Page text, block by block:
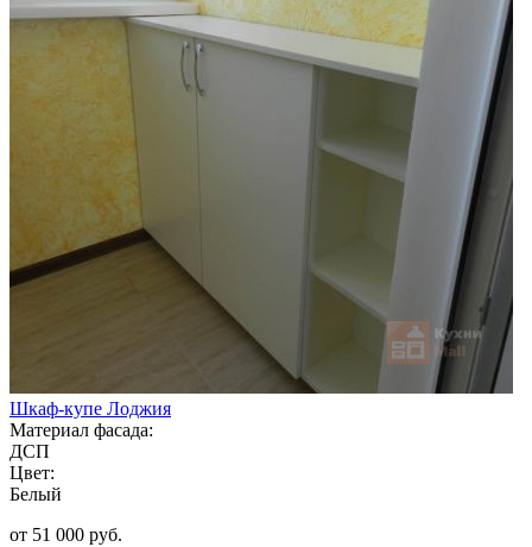
Шкаф-купе Лоджия
Материал фасада:
ДСП
Цвет:
Белый
от 51 000 руб.